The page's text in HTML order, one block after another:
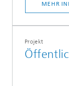
MEHR
Projekt